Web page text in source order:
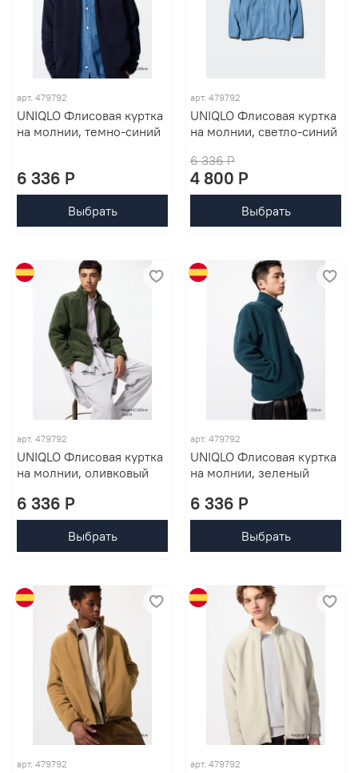
арт. 479792
UNIQLO Флисовая куртка
на молнии, темно-синий
6 336 P
Выбрать
арт. 479792
UNIQLO Флисовая куртка
на молнии, светло-синий
6 336 P
4 800 P
Выбрать
арт. 479792
UNIQLO Флисовая куртка
на молнии, оливковый
6 336 P
Выбрать
арт. 479792
UNIQLO Флисовая куртка
на молнии, зеленый
6 336 P
Выбрать
арт. 479792 арт. 479792